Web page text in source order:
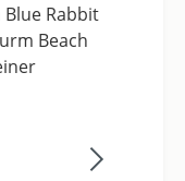
Rabbit
Beach